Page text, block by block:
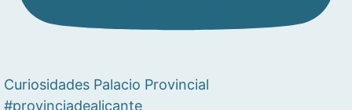
Curiosidades Palacio Provincial
#provinciadealicante